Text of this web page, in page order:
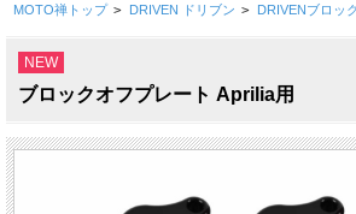
MOTO禅トップ > DRIVEN ドリブン > DRIVENブロッ
NEW
ブロックオフプレート Aprilia用